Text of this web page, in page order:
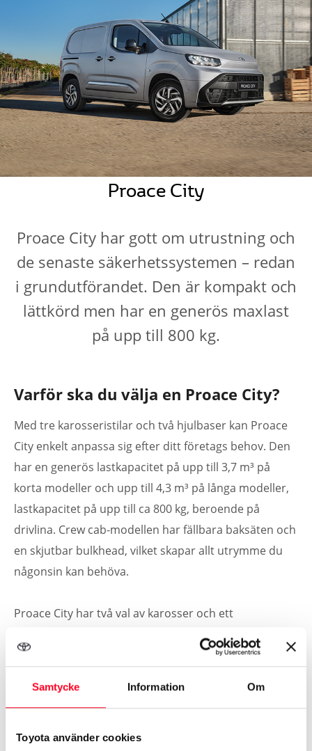
Samtycke Information Om
Toyota använder cookies
Proace City
Proace City har gott om utrustning och
de senaste säkerhetssystemen – redan
i grundutförandet. Den är kompakt och
lättkörd men har en generös maxlast
på upp till 800 kg.
Varför ska du välja en Proace City?
Med tre karosseristilar och två hjulbaser kan Proace
City enkelt anpassa sig efter ditt företags behov. Den
har en generös lastkapacitet på upp till 3,7 m³ på
korta modeller och upp till 4,3 m³ på långa modeller,
lastkapacitet på upp till ca 800 kg, beroende på
drivlina. Crew cab-modellen har fällbara baksäten och
en skjutbar bulkhead, vilket skapar allt utrymme du
någonsin kan behöva.
Proace City har två val av karosser och ett
helelektriskt alternativ med räckvidd upp till 33 mil*.
Proace City Electric vars motor är hämtad från de
är samtidigt nästintill ljudlöst och utan att du behöver